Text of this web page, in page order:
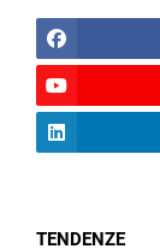
TENDENZE